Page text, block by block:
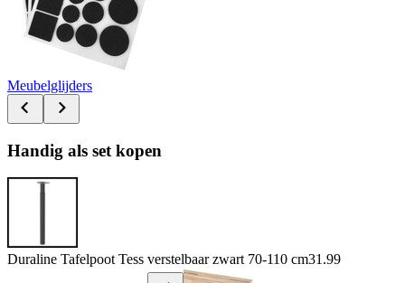
Meubelglijders
Handig als set kopen
Duraline Tafelpoot Tess verstelbaar zwart 70-110 cm31.99